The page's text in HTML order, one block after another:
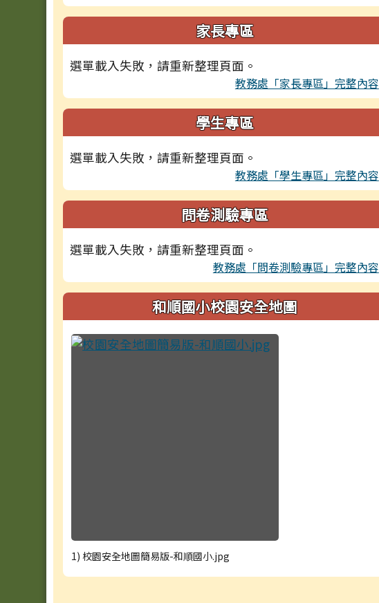
家長專區
選單載入失敗，請重新整理頁面。
教務處「家長專區」完整內容
學生專區
選單載入失敗，請重新整理頁面。
教務處「學生專區」完整內容
問卷測驗專區
選單載入失敗，請重新整理頁面。
教務處「問卷測驗專區」完整內容
和順國小校園安全地圖
1) 校園安全地圖簡易版-和順國小.jpg